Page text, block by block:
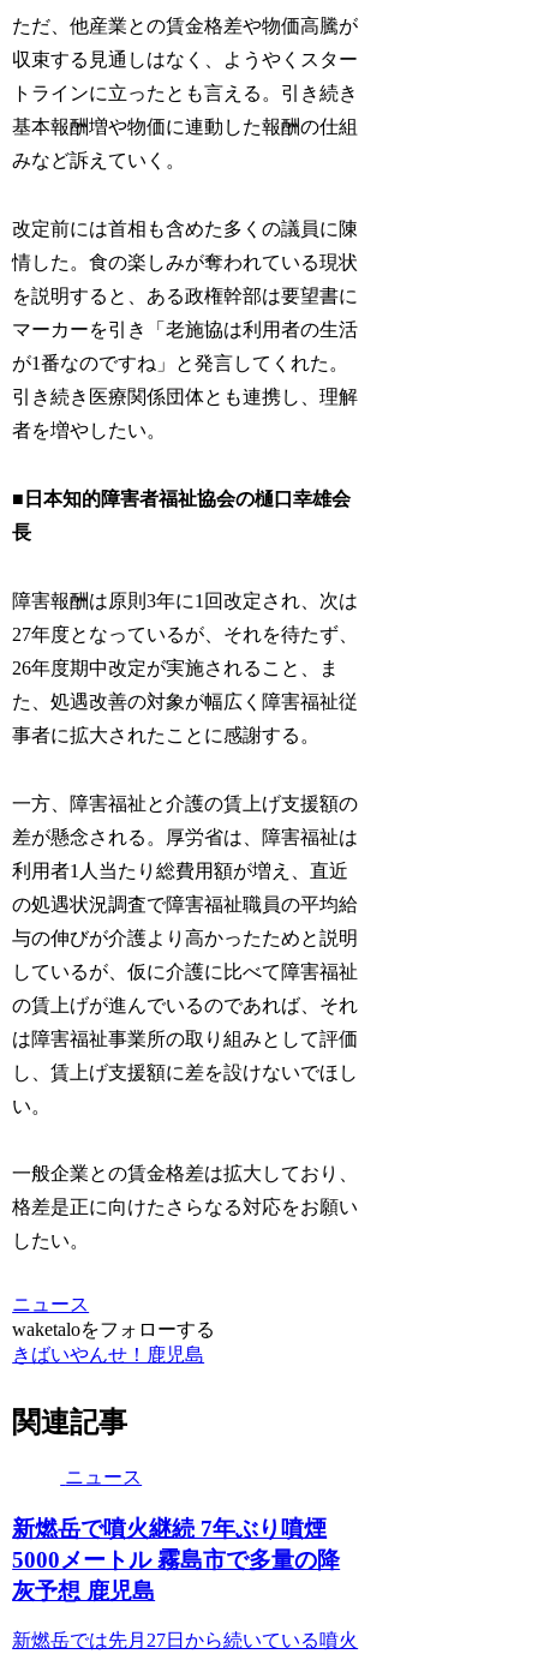
ただ、他産業との賃金格差や物価高騰が
収束する見通しはなく、ようやくスター
トラインに立ったとも言える。引き続き
基本報酬増や物価に連動した報酬の仕組
みなど訴えていく。
改定前には首相も含めた多くの議員に陳
情した。食の楽しみが奪われている現状
を説明すると、ある政権幹部は要望書に
マーカーを引き「老施協は利用者の生活
が1番なのですね」と発言してくれた。
引き続き医療関係団体とも連携し、理解
者を増やしたい。
■日本知的障害者福祉協会の樋口幸雄会
長
障害報酬は原則3年に1回改定され、次は
27年度となっているが、それを待たず、
26年度期中改定が実施されること、ま
た、処遇改善の対象が幅広く障害福祉従
事者に拡大されたことに感謝する。
一方、障害福祉と介護の賃上げ支援額の
差が懸念される。厚労省は、障害福祉は
利用者1人当たり総費用額が増え、直近
の処遇状況調査で障害福祉職員の平均給
与の伸びが介護より高かったためと説明
しているが、仮に介護に比べて障害福祉
の賃上げが進んでいるのであれば、それ
は障害福祉事業所の取り組みとして評価
し、賃上げ支援額に差を設けないでほし
い。
一般企業との賃金格差は拡大しており、
格差是正に向けたさらなる対応をお願い
したい。
ニュース
waketaloをフォローする
きばいやんせ！鹿児島
関連記事
ニュース
新燃岳で噴火継続 7年ぶり噴煙
5000メートル 霧島市で多量の降
灰予想 鹿児島
新燃岳では先月27日から続いている噴火